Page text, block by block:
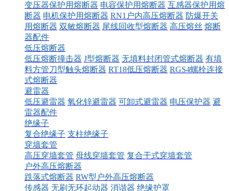
变压器保护用熔断器 电容保护用熔断器 互感器保护用熔
断器 电机保护用熔断器 RN1户内高压熔断器 防爆开关
用熔断器 双敏熔断器 尾线回收型熔断器 高压熔丝 熔断
器配件
低压熔断器
低压熔断撞击器 J型熔断器 无填料封闭管式熔断器 有填
料方管刀型触头熔断器 RT18低压熔断器 RGS4螺栓连接
式熔断器
避雷器
低压避雷器 氧化锌避雷器 可卸式避雷器 电压保护器 避
雷器配件
绝缘子
复合绝缘子 支柱绝缘子
穿墙套管
高压穿墙套管 母线穿墙套管 复合干式穿墙套管
户外高压熔断器
跌落式熔断器 RW型户外高压熔断器
传感器 无刷无环起动器 消谐器 绝缘护罩